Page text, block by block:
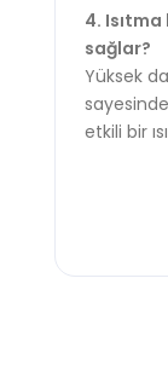
4.
sağlar?
Yüksek
etkili bir